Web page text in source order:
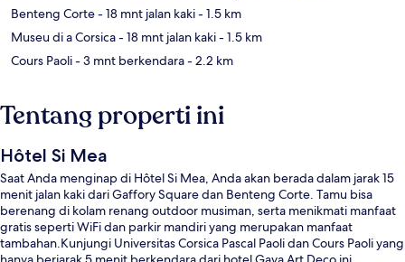
Benteng Corte- 18 mnt jalan kaki- 1.5 km
Museu di a Corsica- 18 mnt jalan kaki- 1.5 km
Cours Paoli- 3 mnt berkendara- 2.2 km
Tentang properti ini
Hôtel Si Mea
Saat Anda menginap di Hôtel Si Mea, Anda akan berada dalam jarak 15
menit jalan kaki dari Gaffory Square dan Benteng Corte. Tamu bisa
berenang di kolam renang outdoor musiman, serta menikmati manfaat
gratis seperti WiFi dan parkir mandiri yang merupakan manfaat
tambahan.Kunjungi Universitas Corsica Pascal Paoli dan Cours Paoli yang